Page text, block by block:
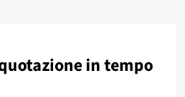
in tempo